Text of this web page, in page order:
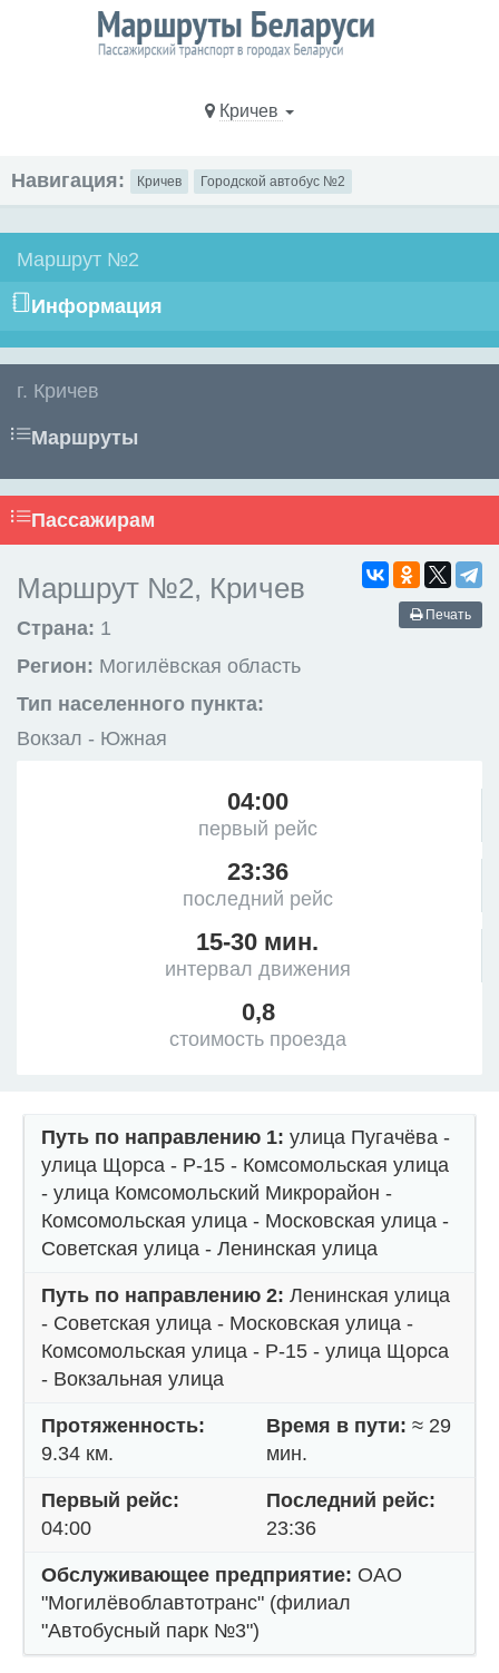
Кричев
Навигация: Кричев Городской автобус №2
Маршрут №2
Информация
г. Кричев
Маршруты
Пассажирам
Печать
Маршрут №2, Кричев
Страна: 1
Регион: Могилёвская область
Тип населенного пункта:
Вокзал - Южная
04:00
первый рейс
23:36
последний рейс
15-30 мин.
интервал движения
0,8
стоимость проезда
Путь по направлению 1: улица Пугачёва -
улица Щорса - Р-15 - Комсомольская улица
- улица Комсомольский Микрорайон -
Комсомольская улица - Московская улица -
Советская улица - Ленинская улица
Путь по направлению 2: Ленинская улица
- Советская улица - Московская улица -
Комсомольская улица - Р-15 - улица Щорса
- Вокзальная улица
Протяженность:
9.34 км.
Время в пути: ≈ 29
мин.
Первый рейс:
04:00
Последний рейс:
23:36
Обслуживающее предприятие: ОАО
"Могилёвоблавтотранс" (филиал
"Автобусный парк №3")